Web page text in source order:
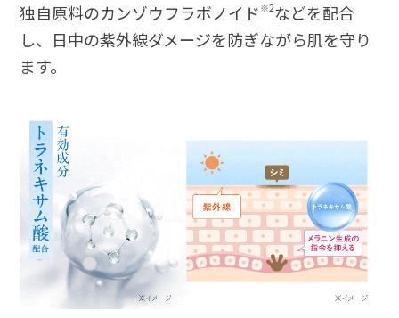
独自原料のカンゾウフラボノイド ※2などを配合
し、日中の紫外線ダメージを防ぎながら肌を守り
ます。